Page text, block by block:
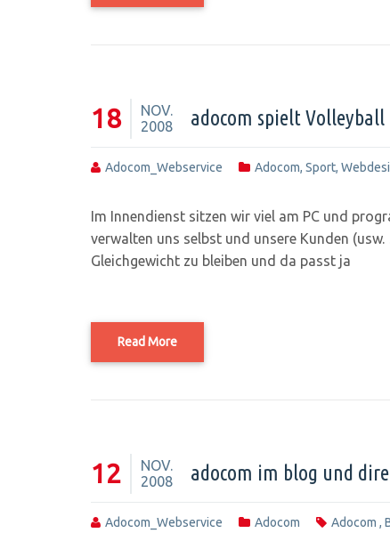
18
NOV.
2008
adocom spielt Volleyball
Adocom_Webservice Adocom, Sport,
Im Innendienst sitzen wir viel am PC und
verwalten uns selbst und unsere Kunden
Gleichgewicht zu bleiben und da passt ja
Read More
12
NOV.
2008
adocom im blog und
Adocom_Webservice Adocom Adocom ,